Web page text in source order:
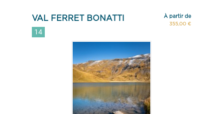
VAL FERRET BONATTI
À partir de
355,00 €
14